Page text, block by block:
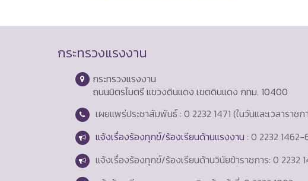
กระทรวงแรงงาน
กระทรวงแรงงาน
ถนนมิตรไมตรี แขวงดินแดง เขตดินแดง กทม. 10400
เผยแพร่ประชาสัมพันธ์ : 0 2232 1471 (ในวันและเวลาราชก
แจ้งเรื่องร้องทุกข์/ร้องเรียนด้านแรงงาน : 0 2232
แจ้งเรื่องร้องทุกข์/ร้องเรียนด้านวินัยข้าราชการ: 0 2232